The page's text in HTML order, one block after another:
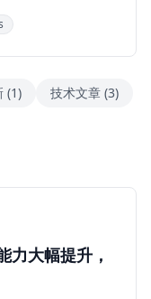
(1) 技术文章 (3)
力大幅提升，